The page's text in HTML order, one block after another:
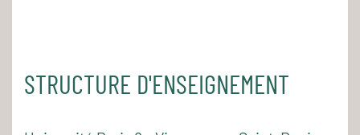
STRUCTURE D'ENSEIGNEMENT